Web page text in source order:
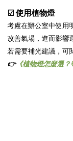
☑ 使用植物燈
考慮在辦公室中使用
改善氣場，進而影響
若需要補光建議，可
👉《植物燈怎麼選？